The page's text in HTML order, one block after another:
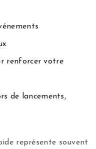
renforcer votre
de lancements,
représente souvent